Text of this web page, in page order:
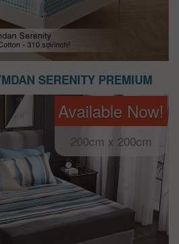
SERENITY PREMIUM
Available Now!
200cm x 200cm